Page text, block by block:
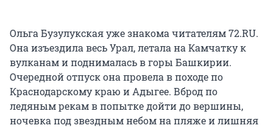
Ольга Бузулукская уже знакома читателям 72.RU.
Она изъездила весь Урал, летала на Камчатку к
вулканам и поднималась в горы Башкирии.
Очередной отпуск она провела в походе по
Краснодарскому краю и Адыгее. Вброд по
ледяным рекам в попытке дойти до вершины,
ночевка под звездным небом на пляже и лишняя